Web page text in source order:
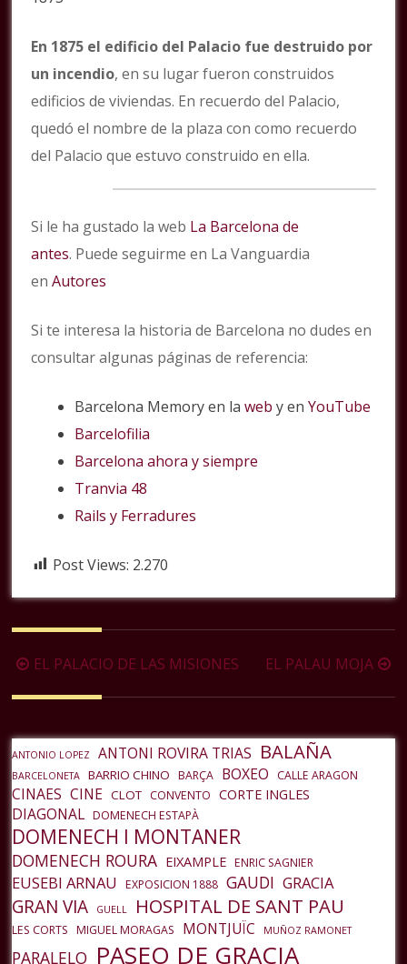
En 1875 el edificio del Palacio fue destruido por
un incendio, en su lugar fueron construidos
edificios de viviendas. En recuerdo del Palacio,
quedó el nombre de la plaza con como recuerdo
del Palacio que estuvo construido en ella.
Si le ha gustado la web La Barcelona de
antes. Puede seguirme en La Vanguardia
enAutores
Si te interesa la historia de Barcelona no dudes en
consultar algunas páginas de referencia:
Barcelona Memory en laweb y enYouTube
Barcelofilia
Barcelona ahora y siempre
Tranvia 48
Rails y Ferradures
Post Views: 2.270
Navegación
de
entrada
EL PALACIO DE LAS MISIONES EL PALAU MOJA
ANTONIO LOPEZ ANTONI ROVIRA TRIAS BALAÑA
BARCELONETA BARRIO CHINO BARÇA BOXEO CALLE ARAGON
CINAES CINE CLOT CONVENTO CORTE INGLES
DIAGONAL DOMENECH ESTAPÀ
DOMENECH I MONTANER
DOMENECH ROURA EIXAMPLE ENRIC SAGNIER
EUSEBI ARNAU EXPOSICION 1888 GAUDI GRACIA
GRAN VIA GUELL HOSPITAL DE SANT PAU
LES CORTS MIGUEL MORAGAS MONTJUÏC MUÑOZ RAMONET
PARALELO PASEO DE GRACIA